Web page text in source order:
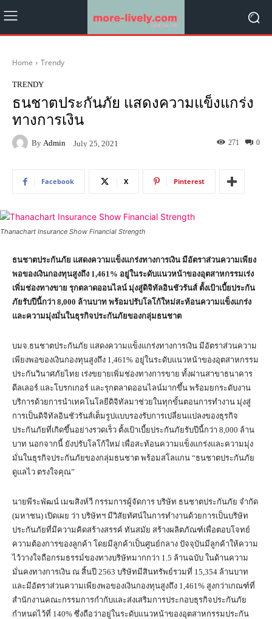
Home Trendy
TRENDY
ธนชาตประกันภัย แสดงความแข็งแกร่ง
ทางการเงิน
By Admin July 25, 2021 0
271
Facebook X Pinterest
Thanachart Insurance Show Financial Strength
ธนชาตประกันภัย แสดงความแข็งแกร่งทางการเงิน มีอัตราส่วนความเพียง
พอของเงินกองทุนสูงถึง 1,461% อยู่ในระดับแนวหน้าของอุตสาหกรรมเร่ง
เพิ่มช่องทางขาย รุกตลาดออนไลน์ มุ่งสู่ดิจิทัลอินชัวรันส์ ตั้งเป้าเบี้ยประกัน
ภัยรับปีนี้กว่า 8,000 ล้านบาท พร้อมปรับโลโก้ใหม่สะท้อนความแข็งแกร่ง
และความมุ่งมั่นในธุรกิจประกันภัยของกลุ่มธนชาต
บมจ.ธนชาตประกันภัย แสดงความแข็งแกร่งทางการเงิน มีอัตราส่วนความ
เพียงพอของเงินกองทุนสูงถึง 1,461% อยู่ในระดับแนวหน้าของอุตสาหกรรม
ประกันวินาศภัยไทย เร่งขยายเพิ่มช่องทางการขาย ทั้งผ่านสาขาธนาคาร
ดีลเลอร์ และโบรกเกอร์ และรุกตลาดออนไลน์มากขึ้น พร้อมยกระดับงาน
บริการด้วยการนำเทคโนโลยีดิจิทัลมาช่วยในทุกขั้นตอนการทำงาน มุ่งสู่
การเป็นดิจิทัลอินชัวรันส์เต็มรูปแบบรองรับการเปลี่ยนแปลงของธุรกิจ
ประกันภัยที่เกิดขึ้นอย่างรวดเร็ว ตั้งเป้าเบี้ยประกันภัยรับปีนี้กว่า 8,000 ล้าน
บาท นอกจากนี้ ยังปรับโลโก้ใหม่ เพื่อสะท้อนความแข็งแกร่งและความมุ่ง
มั่นในธุรกิจประกันภัยของกลุ่มธนชาต พร้อมสโลแกน “ธนชาตประกันภัย
ดูแลไว ตรงใจคุณ”
นายพีระพัฒน์ เมฆสิงห์วี กรรมการผู้จัดการ บริษัท ธนชาตประกันภัย จำกัด
(มหาชน) เปิดเผย ว่า บริษัทฯ มีวิสัยทัศน์ในการทำงานด้วยการเป็นบริษัท
ประกันภัยที่มีความคิดสร้างสรรค์ ทันสมัย สร้างผลิตภัณฑ์เพื่อตอบโจทย์
ความต้องการของลูกค้า โดยมีลูกค้าเป็นศูนย์กลาง ปัจจุบันมีลูกค้าให้ความ
ไว้วางใจถือกรมธรรม์ของทางบริษัทมากกว่า 1.5 ล้านฉบับ ในด้านความ
มั่นคงทางการเงิน ณ สิ้นปี 2563 บริษัทมีสินทรัพย์รวมที่ 15,354 ล้านบาท
และมีอัตราส่วนความเพียงพอของเงินกองทุนสูงถึง 1,461% สูงกว่าเกณฑ์ที่
สำนักงานคณะกรรมการกำกับและส่งเสริมการประกอบธุรกิจประกันภัย
กำหนดไว้ที่ 140% ซึ่งถือว่าอยู่ในระดับแนวหน้าของอุตสาหกรรมประกัน